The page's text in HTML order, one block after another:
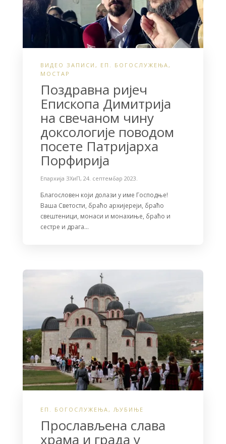
ВИДЕО ЗАПИСИ , ЕП. БОГОСЛУЖЕЊА ,
МОСТАР
Поздравна ријеч
Епископа Димитрија
на свечаном чину
доксологије поводом
посете Патријарха
Порфирија
Епархија ЗХиП, 24. септембар 2023.
Благословен који долази у име Господње!
Ваша Светости, браћо архијереји, браћо
свештеници, монаси и монахиње, браћо и
сестре и драга…
ЕП. БОГОСЛУЖЕЊА , ЉУБИЊЕ
Прослављена слава
храма и града у